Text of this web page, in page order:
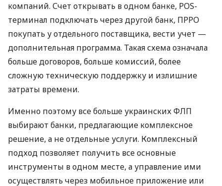
компаний. Счет открывать в одном банке, POS-
терминал подключать через другой банк, ПРРО
покупать у отдельного поставщика, вести учет —
дополнительная программа. Такая схема означала
больше договоров, больше комиссий, более
сложную техническую поддержку и излишние
затраты времени.
Именно поэтому все больше украинских ФЛП
выбирают банки, предлагающие комплексное
решение, а не отдельные услуги. Комплексный
подход позволяет получить все основные
инструменты в одном месте, а управление ими
осуществлять через мобильное приложение или